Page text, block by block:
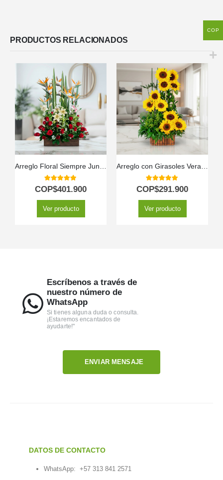
PRODUCTOS RELACIONADOS
Arreglo Floral Siempre Juntos
5.00out of 5
COP$401.900
Ver producto
Arreglo con Girasoles Verano
5.00out of 5
COP$291.900
Ver producto
Escríbenos a través de
nuestro número de
WhatsApp
Si tienes alguna duda o consulta.
¡Estaremos encantados de
ayudarte!"
ENVIAR MENSAJE
DATOS DE CONTACTO
WhatsApp: +57 313 841 2571
COP